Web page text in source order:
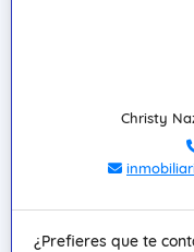
Christy
¿Prefieres que te